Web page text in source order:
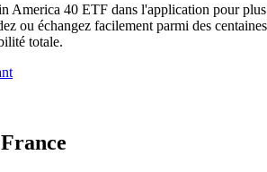
America 40 ETF dans l'application pour plus
ou échangez facilement parmi des centaines
totale.